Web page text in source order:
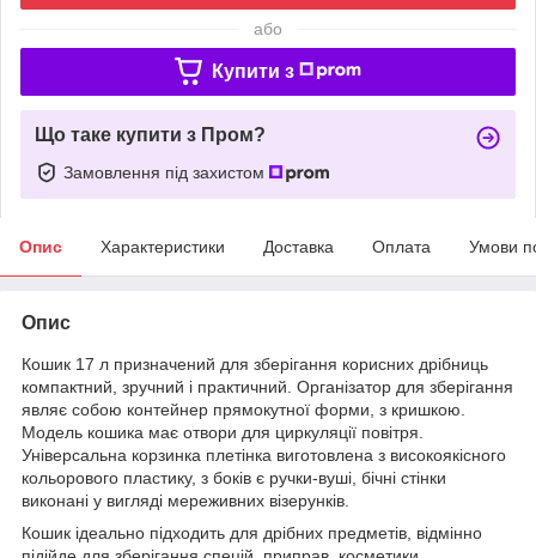
або
Купити з
Що таке купити з Пром?
Замовлення під захистом
Опис Характеристики Доставка Оплата Умови
Опис
Кошик 17 л призначений для зберігання корисних дрібниць
компактний, зручний і практичний. Організатор для зберігання
являє собою контейнер прямокутної форми, з кришкою.
Модель кошика має отвори для циркуляції повітря.
Універсальна корзинка плетінка виготовлена з високоякісного
кольорового пластику, з боків є ручки-вуші, бічні стінки
виконані у вигляді мереживних візерунків.
Кошик ідеально підходить для дрібних предметів, відмінно